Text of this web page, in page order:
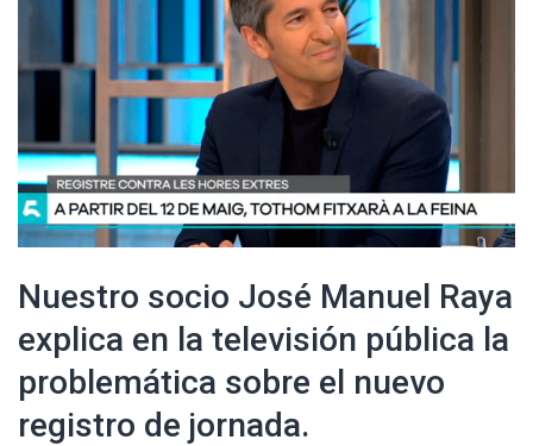
Nuestro socio José Manuel Raya
explica en la televisión pública la
problemática sobre el nuevo
registro de jornada.